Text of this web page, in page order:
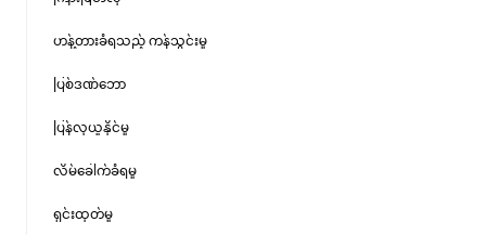
ဟန့်တားခံရသည့် ကန်သွင်းမှု
ပြစ်ဒဏ်ဘော
ပြန်လုယူနိုင်မှု
လိမ်ခေါက်ခံရမှု
ရှင်းထုတ်မှု